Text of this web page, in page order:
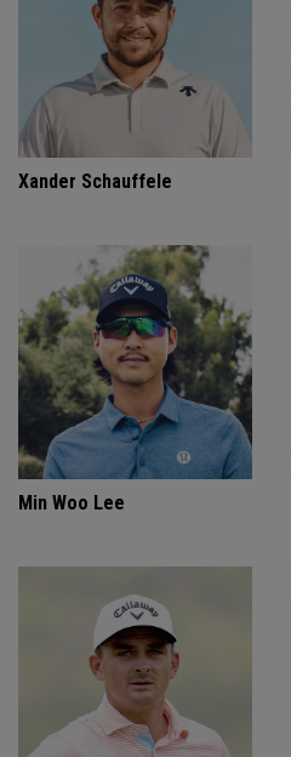
Xander Schauffele
Min Woo Lee